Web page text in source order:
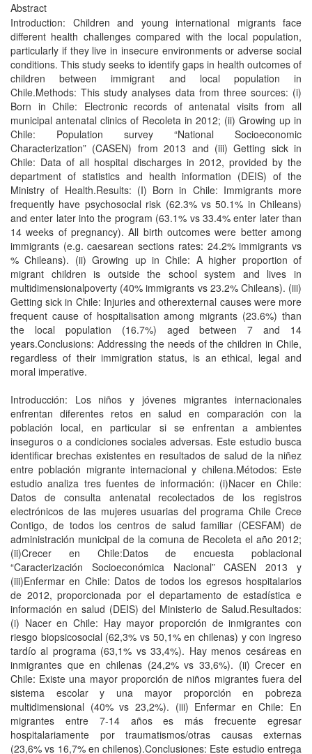
Abstract
Introduction: Children and young international migrants face
different health challenges compared with the local population,
particularly if they live in insecure environments or adverse social
conditions. This study seeks to identify gaps in health outcomes of
children between immigrant and local population in
Chile.Methods: This study analyses data from three sources: (i)
Born in Chile: Electronic records of antenatal visits from all
municipal antenatal clinics of Recoleta in 2012; (ii) Growing up in
Chile: Population survey “National Socioeconomic
Characterization” (CASEN) from 2013 and (iii) Getting sick in
Chile: Data of all hospital discharges in 2012, provided by the
department of statistics and health information (DEIS) of the
Ministry of Health.Results: (I) Born in Chile: Immigrants more
frequently have psychosocial risk (62.3% vs 50.1% in Chileans)
and enter later into the program (63.1% vs 33.4% enter later than
14 weeks of pregnancy). All birth outcomes were better among
immigrants (e.g. caesarean sections rates: 24.2% immigrants vs
% Chileans). (ii) Growing up in Chile: A higher proportion of
migrant children is outside the school system and lives in
multidimensionalpoverty (40% immigrants vs 23.2% Chileans). (iii)
Getting sick in Chile: Injuries and otherexternal causes were more
frequent cause of hospitalisation among migrants (23.6%) than
the local population (16.7%) aged between 7 and 14
years.Conclusions: Addressing the needs of the children in Chile,
regardless of their immigration status, is an ethical, legal and
moral imperative.
Introducción: Los niños y jóvenes migrantes internacionales
enfrentan diferentes retos en salud en comparación con la
población local, en particular si se enfrentan a ambientes
inseguros o a condiciones sociales adversas. Este estudio busca
identificar brechas existentes en resultados de salud de la niñez
entre población migrante internacional y chilena.Métodos: Este
estudio analiza tres fuentes de información: (i)Nacer en Chile:
Datos de consulta antenatal recolectados de los registros
electrónicos de las mujeres usuarias del programa Chile Crece
Contigo, de todos los centros de salud familiar (CESFAM) de
administración municipal de la comuna de Recoleta el año 2012;
(ii)Crecer en Chile:Datos de encuesta poblacional
“Caracterización Socioeconómica Nacional” CASEN 2013 y
(iii)Enfermar en Chile: Datos de todos los egresos hospitalarios
de 2012, proporcionada por el departamento de estadística e
información en salud (DEIS) del Ministerio de Salud.Resultados:
(i) Nacer en Chile: Hay mayor proporción de inmigrantes con
riesgo biopsicosocial (62,3% vs 50,1% en chilenas) y con ingreso
tardío al programa (63,1% vs 33,4%). Hay menos cesáreas en
inmigrantes que en chilenas (24,2% vs 33,6%). (ii) Crecer en
Chile: Existe una mayor proporción de niños migrantes fuera del
sistema escolar y una mayor proporción en pobreza
multidimensional (40% vs 23,2%). (iii) Enfermar en Chile: En
migrantes entre 7-14 años es más frecuente egresar
hospitalariamente por traumatismos/otras causas externas
(23,6% vs 16,7% en chilenos).Conclusiones: Este estudio entrega